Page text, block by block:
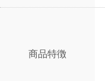
商品特徴